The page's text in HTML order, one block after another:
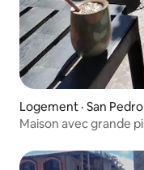
Logement · San
Maison avec grande